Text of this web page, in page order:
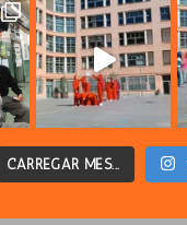
CARREGAR MÉS...